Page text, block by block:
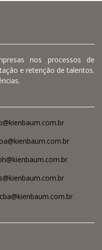
nos processos de
e retenção de talentos.